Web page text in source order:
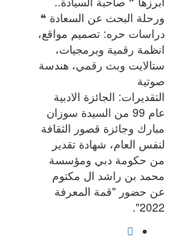
ورحلة البحث عن السعادة ❝
دراسات حره: تصميم مواقع،
انظمة رقمية وبرمجيات،
ستالايت وبث رقمي، هندسة
صوتية
التقديرات: الجائزة الادبية
عام 99 من السيدة سوزان
مبارك وجائزة قصور الثقافة
لنفس العام، شهادة تقدير
من حكومة دبي ومؤسسة
محمد بن راشد ال مكتوم
عن حضور "قمة المعرفة
2022".